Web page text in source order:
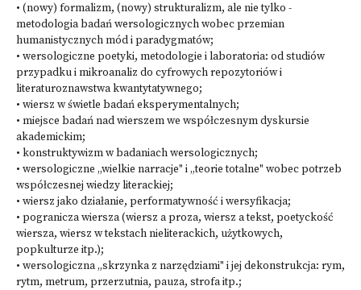
• (nowy) formalizm, (nowy) strukturalizm, ale nie tylko -
metodologia badań wersologicznych wobec przemian
humanistycznych mód i paradygmatów;
• wersologiczne poetyki, metodologie i laboratoria: od studiów
przypadku i mikroanaliz do cyfrowych repozytoriów i
literaturoznawstwa kwantytatywnego;
• wiersz w świetle badań eksperymentalnych;
• miejsce badań nad wierszem we współczesnym dyskursie
akademickim;
• konstruktywizm w badaniach wersologicznych;
• wersologiczne „wielkie narracje" i „teorie totalne" wobec potrzeb
współczesnej wiedzy literackiej;
• wiersz jako działanie, performatywność i wersyfikacja;
• pogranicza wiersza (wiersz a proza, wiersz a tekst, poetyckość
wiersza, wiersz w tekstach nieliterackich, użytkowych,
popkulturze itp.);
• wersologiczna „skrzynka z narzędziami" i jej dekonstrukcja: rym,
rytm, metrum, przerzutnia, pauza, strofa itp.;